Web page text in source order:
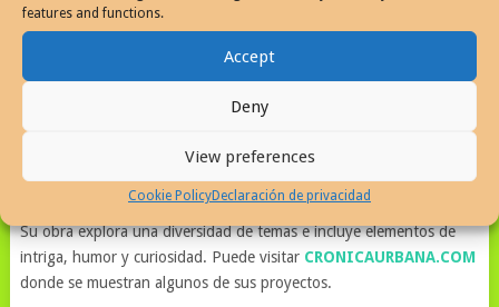
features and functions.
Accept
Deny
View preferences
Cookie PolicyDeclaración de privacidad
puertorriqueño conocido por su trabajo en medios mixtos, dibujo,
pintura, escritos y proyectos digitales.
Nacido en Puerto Rico, Martínez ha destacado por su enfoque en
la historia, el arte y el humor gráfico, siendo el creador y editor del
Tinta (A)Diario yAutogiro el giro del arte actual
Su obra explora una diversidad de temas e incluye elementos de
intriga, humor y curiosidad. Puede visitar CRONICAURBANA.COM
donde se muestran algunos de sus proyectos.